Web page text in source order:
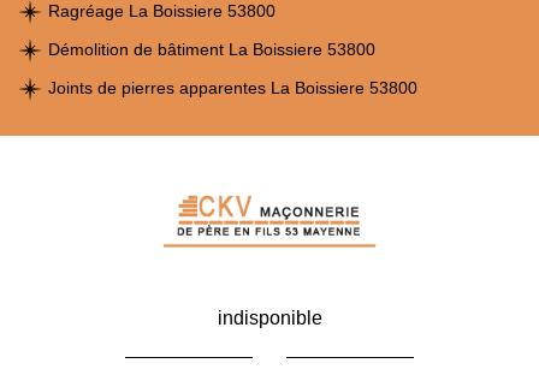
Ragréage La Boissiere 53800
Démolition de bâtiment La Boissiere 53800
Joints de pierres apparentes La Boissiere 53800
indisponible